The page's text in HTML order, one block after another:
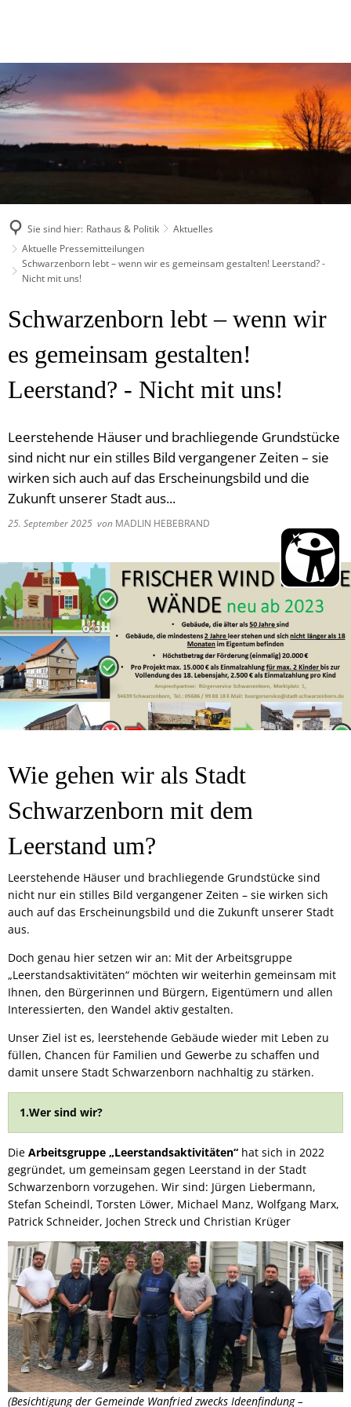
Sie sind hier: Rathaus & Politik
Aktuelles
Aktuelle Pressemitteilungen
Schwarzenborn lebt – wenn wir es gemeinsam gestalten! Leerstand? -
Nicht mit uns!
Schwarzenborn lebt – wenn wir
es gemeinsam gestalten!
Leerstand? - Nicht mit uns!
Leerstehende Häuser und brachliegende Grundstücke
sind nicht nur ein stilles Bild vergangener Zeiten – sie
wirken sich auch auf das Erscheinungsbild und die
Zukunft unserer Stadt aus...
25. September 2025 von MADLIN HEBEBRAND
Wie gehen wir als Stadt
Schwarzenborn mit dem
Leerstand um?
Leerstehende Häuser und brachliegende Grundstücke sind
nicht nur ein stilles Bild vergangener Zeiten – sie wirken sich
auch auf das Erscheinungsbild und die Zukunft unserer Stadt
aus.
Doch genau hier setzen wir an: Mit der Arbeitsgruppe
„Leerstandsaktivitäten“ möchten wir weiterhin gemeinsam mit
Ihnen, den Bürgerinnen und Bürgern, Eigentümern und allen
Interessierten, den Wandel aktiv gestalten.
Unser Ziel ist es, leerstehende Gebäude wieder mit Leben zu
füllen, Chancen für Familien und Gewerbe zu schaffen und
damit unsere Stadt Schwarzenborn nachhaltig zu stärken.
1.Wer sind wir?
Die Arbeitsgruppe „Leerstandsaktivitäten“ hat sich in 2022
gegründet, um gemeinsam gegen Leerstand in der Stadt
Schwarzenborn vorzugehen. Wir sind: Jürgen Liebermann,
Stefan Scheindl, Torsten Löwer, Michael Manz, Wolfgang Marx,
Patrick Schneider, Jochen Streck und Christian Krüger
(Besichtigung der Gemeinde Wanfried zwecks Ideenfindung –